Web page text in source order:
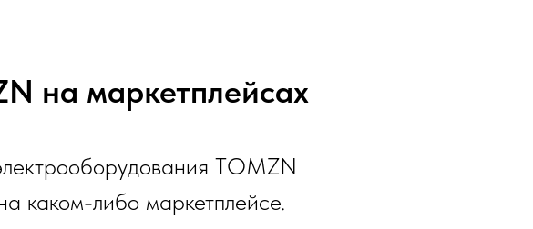
на маркетплейсах
TOMZN
каком-либо маркетплейсе.